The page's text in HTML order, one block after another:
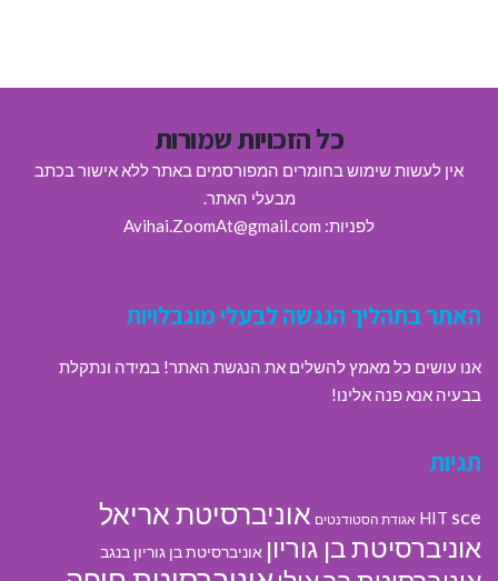
כל הזכויות שמורות
אין לעשות שימוש בחומרים המפורסמים באתר ללא אישור בכתב
מבעלי האתר.
לפניות: Avihai.ZoomAt@gmail.com
האתר בתהליך הנגשה לבעלי מוגבלויות
אנו עושים כל מאמץ להשלים את הנגשת האתר! במידה ונתקלת
בבעיה אנא פנה אלינו!
תגיות
HIT sce אגודת הסטודנטים אוניברסיטת אריאל
אוניברסיטת בן גוריון אוניברסיטת בן גוריון בנגב